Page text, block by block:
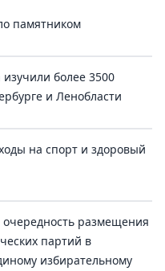
памятником
более 3500
и Ленобласти
на спорт и здоровый
очередность размещения
партий в
избирательному